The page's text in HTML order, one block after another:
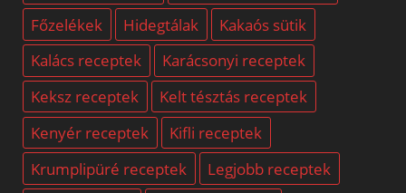
Főzelékek
Hidegtálak
Kakaós sütik
Kalács receptek
Karácsonyi receptek
Keksz receptek
Kelt tésztás receptek
Kenyér receptek
Kifli receptek
Krumplipüré receptek
Legjobb receptek